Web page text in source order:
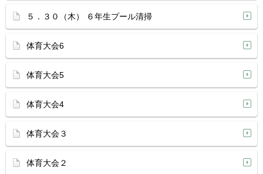
５．３０（木） ６年生プール清掃
体育大会6
体育大会5
体育大会4
体育大会３
体育大会２